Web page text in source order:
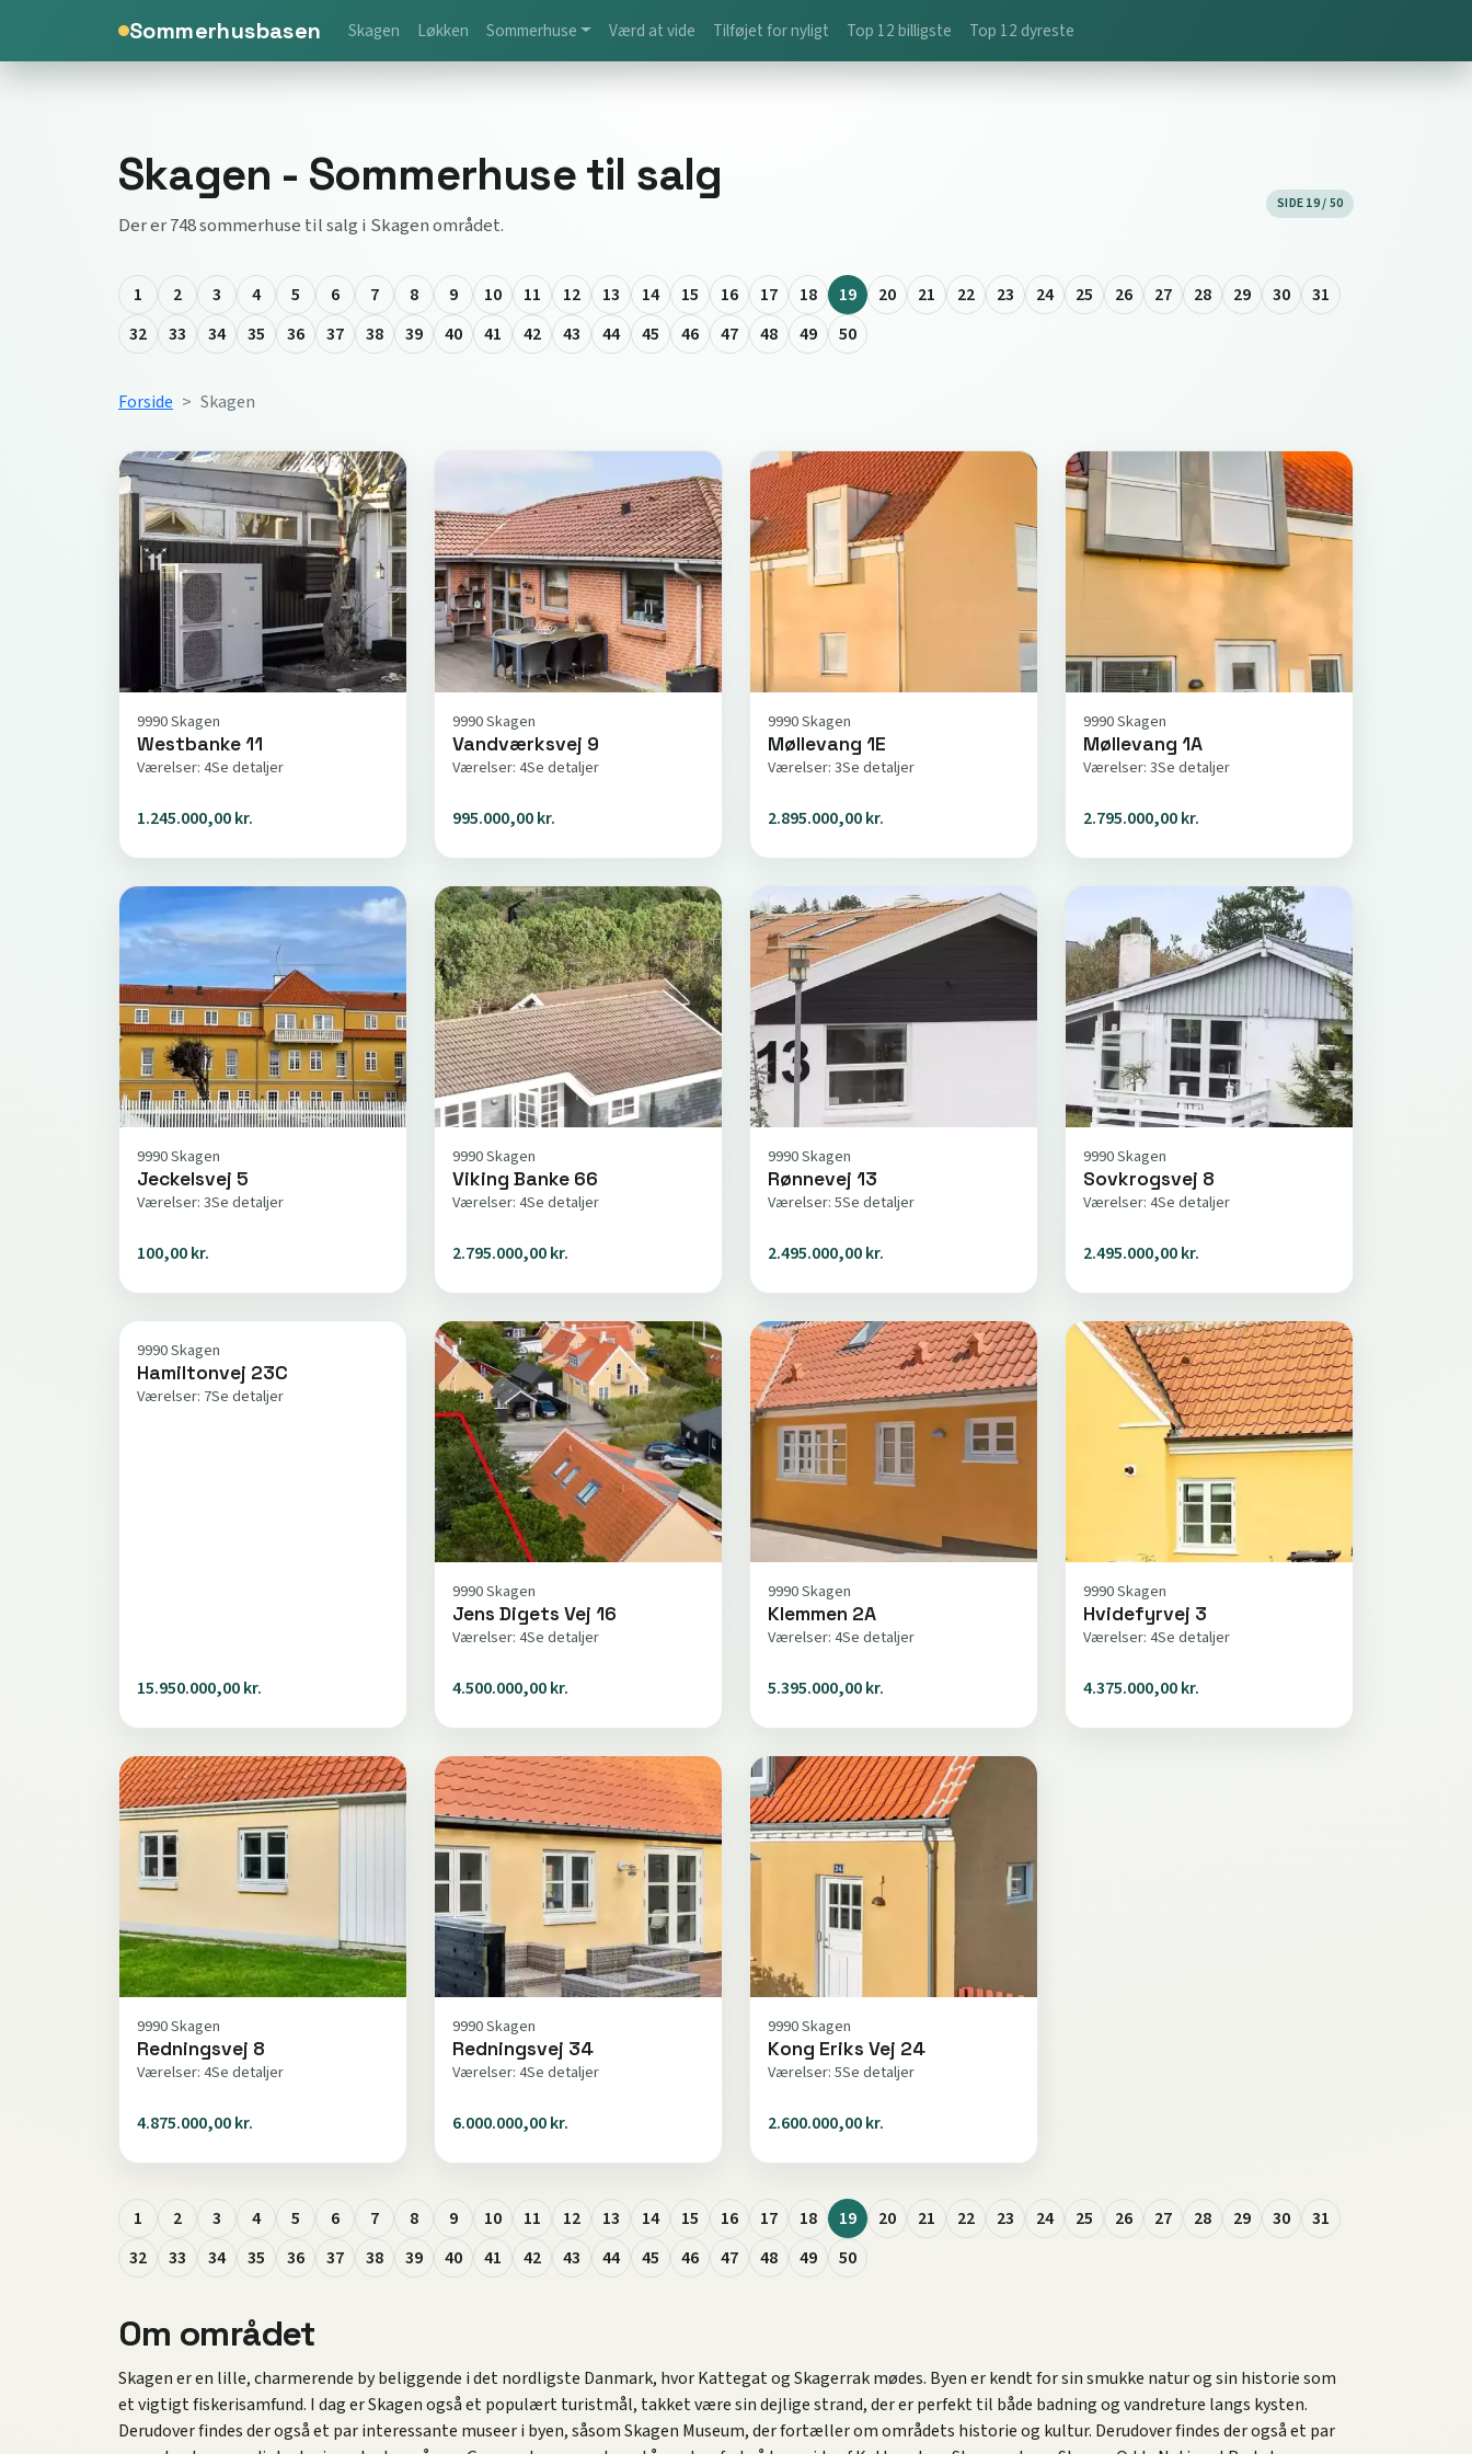
Sommerhusbasen Skagen Løkken Sommerhuse Værd at vide Tilføjet for nyligt Top 12 billigste Top 12 dyreste
Skagen - Sommerhuse til salg
Der er 748 sommerhuse til salg i Skagen området.
SIDE 19 / 50
1 2 3 4 5 6 7 8 9 10 11 12 13 14 15 16 17 18 19 20 21 22 23 24 25 26 27 28 29 30
31
32
33 34 35 36 37 38 39 40 41 42 43 44 45 46 47 48 49 50
Forside Skagen
9990 Skagen
Westbanke 11
Værelser: 4Se detaljer
1.245.000,00 kr.
9990 Skagen
Vandværksvej 9
Værelser: 4Se detaljer
995.000,00 kr.
9990 Skagen
Møllevang 1E
Værelser: 3Se detaljer
2.895.000,00 kr.
9990 Skagen
Møllevang 1A
Værelser: 3Se detaljer
2.795.000,00 kr.
9990 Skagen
Jeckelsvej 5
Værelser: 3Se detaljer
100,00 kr.
9990 Skagen
Viking Banke 66
Værelser: 4Se detaljer
2.795.000,00 kr.
9990 Skagen
Rønnevej 13
Værelser: 5Se detaljer
2.495.000,00 kr.
9990 Skagen
Sovkrogsvej 8
Værelser: 4Se detaljer
2.495.000,00 kr.
9990 Skagen
Hamiltonvej 23C
Værelser: 7Se detaljer
15.950.000,00 kr.
9990 Skagen
Jens Digets Vej 16
Værelser: 4Se detaljer
4.500.000,00 kr.
9990 Skagen
Klemmen 2A
Værelser: 4Se detaljer
5.395.000,00 kr.
9990 Skagen
Hvidefyrvej 3
Værelser: 4Se detaljer
4.375.000,00 kr.
9990 Skagen
Redningsvej 8
Værelser: 4Se detaljer
4.875.000,00 kr.
9990 Skagen
Redningsvej 34
Værelser: 4Se detaljer
6.000.000,00 kr.
9990 Skagen
Kong Eriks Vej 24
Værelser: 5Se detaljer
2.600.000,00 kr.
1 2 3 4 5 6 7 8 9 10 11 12 13 14 15 16 17 18 19 20 21 22 23 24 25 26 27 28 29 30
31
32
33 34 35 36 37 38 39 40 41 42 43 44 45 46 47 48 49 50
Om området
Skagen er en lille, charmerende by beliggende i det nordligste Danmark, hvor Kattegat og Skagerrak mødes. Byen er kendt for sin smukke natur og sin historie som
et vigtigt fiskerisamfund. I dag er Skagen også et populært turistmål, takket være sin dejlige strand, der er perfekt til både badning og vandreture langs kysten.
Derudover findes der også et par interessante museer i byen, såsom Skagen Museum, der fortæller om områdets historie og kultur. Derudover findes der også et par